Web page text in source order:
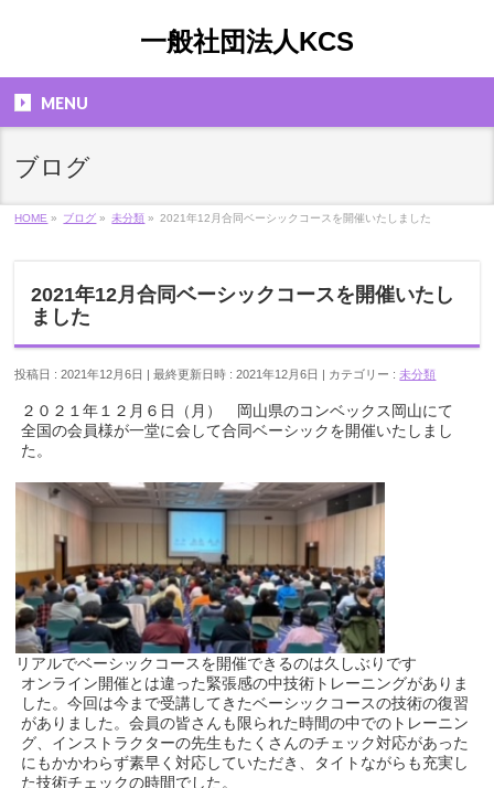
一般社団法人KCS
MENU
ブログ
HOME » ブログ » 未分類 » 2021年12月合同ベーシックコースを開催いたしました
2021年12月合同ベーシックコースを開催いたし
ました
投稿日 : 2021年12月6日 最終更新日時 : 2021年12月6日 カテゴリー :未分類
２０２１年１２月６日（月） 岡山県のコンベックス岡山にて
全国の会員様が一堂に会して合同ベーシックを開催いたしまし
た。
リアルでベーシックコースを開催できるのは久しぶりです
オンライン開催とは違った緊張感の中技術トレーニングがありま
した。今回は今まで受講してきたベーシックコースの技術の復習
がありました。会員の皆さんも限られた時間の中でのトレーニン
グ、インストラクターの先生もたくさんのチェック対応があった
にもかかわらず素早く対応していただき、タイトながらも充実し
た技術チェックの時間でした。